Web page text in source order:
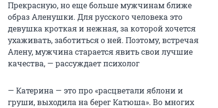
Прекрасную, но еще больше мужчинам ближе
образ Аленушки. Для русского человека это
девушка кроткая и нежная, за которой хочется
ухаживать, заботиться о ней. Поэтому, встречая
Алену, мужчина старается явить свои лучшие
качества, — рассуждает психолог
— Катерина — это про «расцветали яблони и
груши, выходила на берег Катюша». Во многих